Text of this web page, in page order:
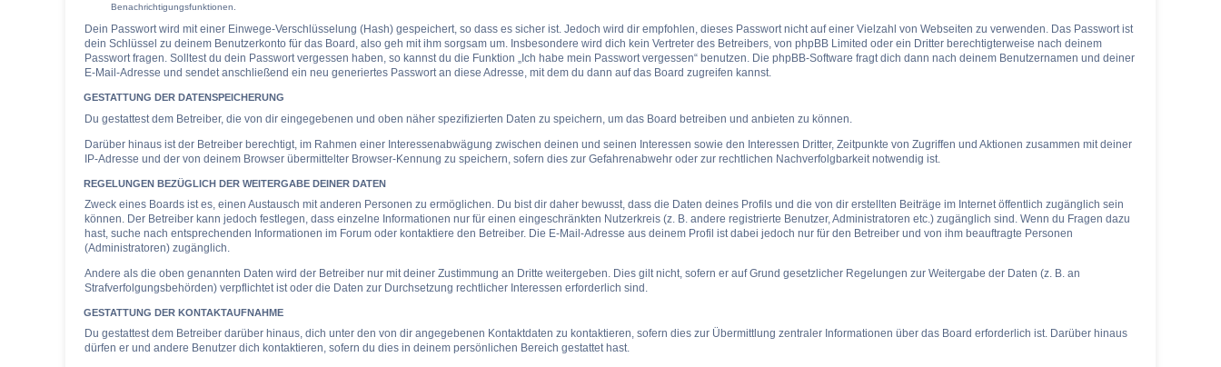
Benachrichtigungsfunktionen.
Dein Passwort wird mit einer Einwege-Verschlüsselung (Hash) gespeichert, so dass es sicher ist. Jedoch wird dir empfohlen, dieses Passwort nicht auf einer Vielzahl von Webseiten zu verwenden. Das Passwort ist
dein Schlüssel zu deinem Benutzerkonto für das Board, also geh mit ihm sorgsam um. Insbesondere wird dich kein Vertreter des Betreibers, von phpBB Limited oder ein Dritter berechtigterweise nach deinem
Passwort fragen. Solltest du dein Passwort vergessen haben, so kannst du die Funktion „Ich habe mein Passwort vergessen“ benutzen. Die phpBB-Software fragt dich dann nach deinem Benutzernamen und deiner
E-Mail-Adresse und sendet anschließend ein neu generiertes Passwort an diese Adresse, mit dem du dann auf das Board zugreifen kannst.
GESTATTUNG DER DATENSPEICHERUNG
Du gestattest dem Betreiber, die von dir eingegebenen und oben näher spezifizierten Daten zu speichern, um das Board betreiben und anbieten zu können.
Darüber hinaus ist der Betreiber berechtigt, im Rahmen einer Interessenabwägung zwischen deinen und seinen Interessen sowie den Interessen Dritter, Zeitpunkte von Zugriffen und Aktionen zusammen mit deiner
IP-Adresse und der von deinem Browser übermittelter Browser-Kennung zu speichern, sofern dies zur Gefahrenabwehr oder zur rechtlichen Nachverfolgbarkeit notwendig ist.
REGELUNGEN BEZÜGLICH DER WEITERGABE DEINER DATEN
Zweck eines Boards ist es, einen Austausch mit anderen Personen zu ermöglichen. Du bist dir daher bewusst, dass die Daten deines Profils und die von dir erstellten Beiträge im Internet öffentlich zugänglich sein
können. Der Betreiber kann jedoch festlegen, dass einzelne Informationen nur für einen eingeschränkten Nutzerkreis (z. B. andere registrierte Benutzer, Administratoren etc.) zugänglich sind. Wenn du Fragen dazu
hast, suche nach entsprechenden Informationen im Forum oder kontaktiere den Betreiber. Die E-Mail-Adresse aus deinem Profil ist dabei jedoch nur für den Betreiber und von ihm beauftragte Personen
(Administratoren) zugänglich.
Andere als die oben genannten Daten wird der Betreiber nur mit deiner Zustimmung an Dritte weitergeben. Dies gilt nicht, sofern er auf Grund gesetzlicher Regelungen zur Weitergabe der Daten (z. B. an
Strafverfolgungsbehörden) verpflichtet ist oder die Daten zur Durchsetzung rechtlicher Interessen erforderlich sind.
GESTATTUNG DER KONTAKTAUFNAHME
Du gestattest dem Betreiber darüber hinaus, dich unter den von dir angegebenen Kontaktdaten zu kontaktieren, sofern dies zur Übermittlung zentraler Informationen über das Board erforderlich ist. Darüber hinaus
dürfen er und andere Benutzer dich kontaktieren, sofern du dies in deinem persönlichen Bereich gestattet hast.